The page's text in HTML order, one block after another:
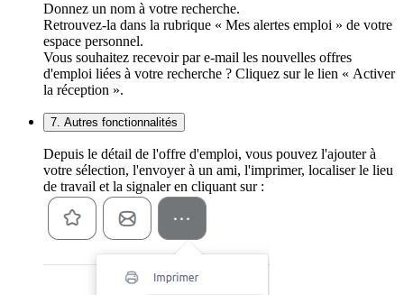
Donnez un nom à votre recherche.
Retrouvez-la dans la rubrique « Mes alertes emploi » de votre
espace personnel.
Vous souhaitez recevoir par e-mail les nouvelles offres
d'emploi liées à votre recherche ? Cliquez sur le lien « Activer
la réception ».
7. Autres fonctionnalités
Depuis le détail de l'offre d'emploi, vous pouvez l'ajouter à
votre sélection, l'envoyer à un ami, l'imprimer, localiser le lieu
de travail et la signaler en cliquant sur :